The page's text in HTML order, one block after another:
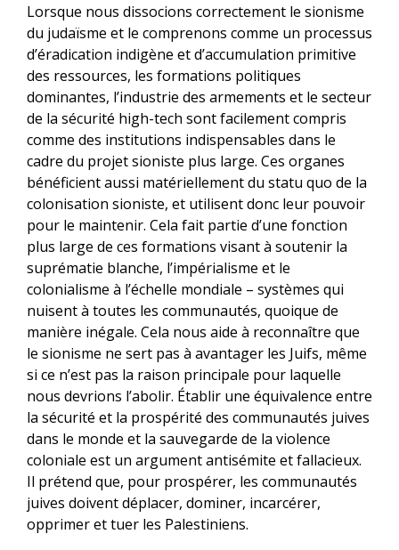
Lorsque nous dissocions correctement le sionisme
du judaïsme et le comprenons comme un processus
d’éradication indigène et d’accumulation primitive
des ressources, les formations politiques
dominantes, l’industrie des armements et le secteur
de la sécurité high-tech sont facilement compris
comme des institutions indispensables dans le
cadre du projet sioniste plus large. Ces organes
bénéficient aussi matériellement du statu quo de la
colonisation sioniste, et utilisent donc leur pouvoir
pour le maintenir. Cela fait partie d’une fonction
plus large de ces formations visant à soutenir la
suprématie blanche, l’impérialisme et le
colonialisme à l’échelle mondiale – systèmes qui
nuisent à toutes les communautés, quoique de
manière inégale. Cela nous aide à reconnaître que
le sionisme ne sert pas à avantager les Juifs, même
si ce n’est pas la raison principale pour laquelle
nous devrions l’abolir. Établir une équivalence entre
la sécurité et la prospérité des communautés juives
dans le monde et la sauvegarde de la violence
coloniale est un argument antisémite et fallacieux.
Il prétend que, pour prospérer, les communautés
juives doivent déplacer, dominer, incarcérer,
opprimer et tuer les Palestiniens.